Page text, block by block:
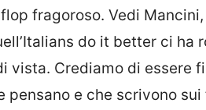
fragoroso. Vedi
do it better ci ha
vista. Crediamo di essere
pensano e che scrivono